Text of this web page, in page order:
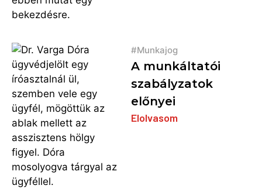
Munkajog
A munkáltatói
szabályzatok
előnyei
Elolvasom